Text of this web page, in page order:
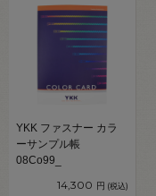
YKK ファスナー カラ
ーサンプル帳
08Co99_
14,300 円 (税込)